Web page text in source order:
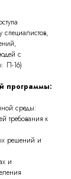
специалистов,
с
П-16)
программы:
среды:
требования к
решений и
и